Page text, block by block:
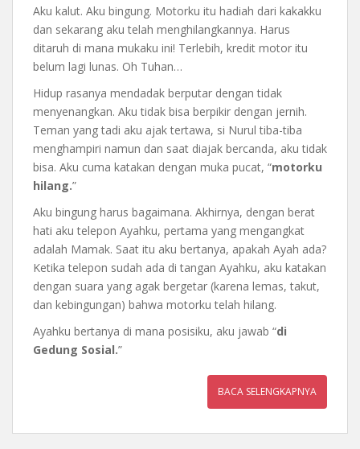
Aku kalut. Aku bingung. Motorku itu hadiah dari kakakku
dan sekarang aku telah menghilangkannya. Harus
ditaruh di mana mukaku ini! Terlebih, kredit motor itu
belum lagi lunas. Oh Tuhan…
Hidup rasanya mendadak berputar dengan tidak
menyenangkan. Aku tidak bisa berpikir dengan jernih.
Teman yang tadi aku ajak tertawa, si Nurul tiba-tiba
menghampiri namun dan saat diajak bercanda, aku tidak
bisa. Aku cuma katakan dengan muka pucat, “motorku
hilang.”
Aku bingung harus bagaimana. Akhirnya, dengan berat
hati aku telepon Ayahku, pertama yang mengangkat
adalah Mamak. Saat itu aku bertanya, apakah Ayah ada?
Ketika telepon sudah ada di tangan Ayahku, aku katakan
dengan suara yang agak bergetar (karena lemas, takut,
dan kebingungan) bahwa motorku telah hilang.
Ayahku bertanya di mana posisiku, aku jawab “di
Gedung Sosial.”
BACA SELENGKAPNYA